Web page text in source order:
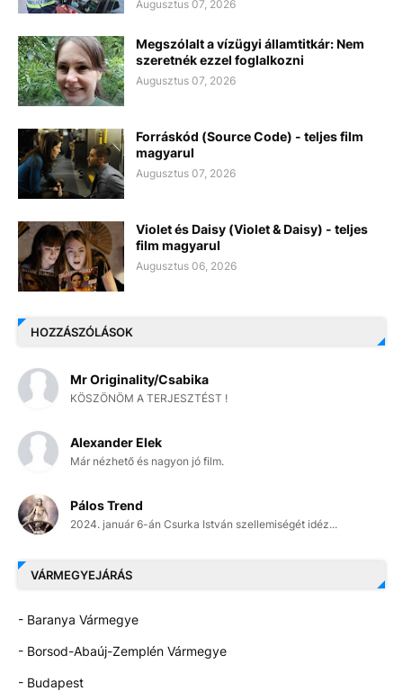
Augusztus 07, 2026
Megszólalt a vízügyi államtitkár: Nem
szeretnék ezzel foglalkozni
Augusztus 07, 2026
Forráskód (Source Code) - teljes film
magyarul
Augusztus 07, 2026
Violet és Daisy (Violet & Daisy) - teljes
film magyarul
Augusztus 06, 2026
HOZZÁSZÓLÁSOK
Mr Originality/Csabika
KÖSZÖNÖM A TERJESZTÉST !
Alexander Elek
Már nézhető és nagyon jó film.
Pálos Trend
2024. január 6-án Csurka István szellemiségét idéz...
VÁRMEGYEJÁRÁS
- Baranya Vármegye
- Borsod-Abaúj-Zemplén Vármegye
- Budapest